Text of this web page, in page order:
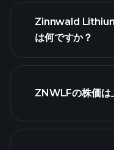
ト
Zinnwald
は何ですか？
ZNWLFの株価は